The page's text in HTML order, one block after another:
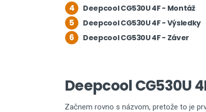
4 Deepcool CG530U 4F - Montáž
5 Deepcool CG530U 4F - Výsledky
6 Deepcool CG530U 4F - Záver
Deepcool CG530U
Začnem rovno s názvom, pretože to je